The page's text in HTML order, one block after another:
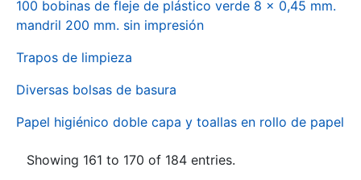
100 bobinas de fleje de plástico verde 8 x 0,45 mm.
mandril 200 mm. sin impresión
Trapos de limpieza
Diversas bolsas de basura
Papel higiénico doble capa y toallas en rollo de papel
Showing 161 to 170 of 184 entries.